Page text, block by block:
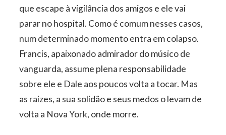
que escape à vigilância dos amigos e ele vai
parar no hospital. Como é comum nesses casos,
num determinado momento entra em colapso.
Francis, apaixonado admirador do músico de
vanguarda, assume plena responsabilidade
sobre ele e Dale aos poucos volta a tocar. Mas
as raízes, a sua solidão e seus medos o levam de
volta a Nova York, onde morre.